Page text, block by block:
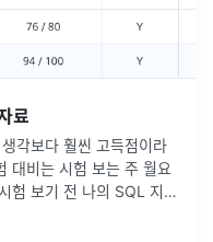
료
각보다 훨씬 고득점이라
대비는 시험 보는 주 월요
험 보기 전 나의 SQL 지식